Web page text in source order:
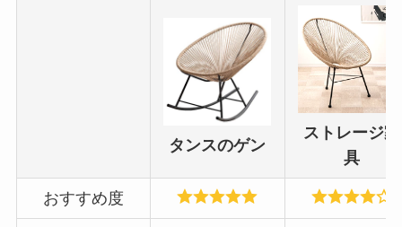
タンスのゲン
ストレージ家
具
おすすめ度